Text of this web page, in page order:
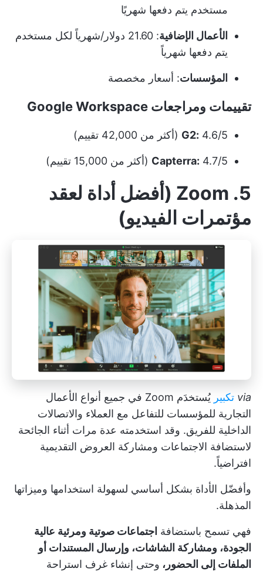
مستخدم يتم دفعها شهريًا
الأعمال الإضافية
: 21.60 دولار/شهرياً لكل مستخدم
يتم دفعها شهرياً
المؤسسات: أسعار مخصصة
تقييمات ومراجعات Google Workspace
G2: 4.6/5 (أكثر من 42,000 تقييم)
Capterra: 4.7/5 (أكثر من 15,000 تقييم)
5. Zoom (أفضل أداة لعقد
مؤتمرات الفيديو)
via تكبير
يُستخدَم Zoom في جميع أنواع الأعمال
التجارية للمؤسسات للتفاعل مع العملاء والاتصالات
الداخلية للفريق. وقد استخدمته عدة مرات أثناء الجائحة
لاستضافة الاجتماعات ومشاركة العروض التقديمية
افتراضياً.
وأفضّل الأداة بشكل أساسي لسهولة استخدامها وميزاتها
المذهلة.
فهي تسمح باستضافة اجتماعات صوتية ومرئية عالية
الجودة، ومشاركة الشاشات، وإرسال المستندات أو
الملفات إلى الحضور، وحتى إنشاء غرف استراحة